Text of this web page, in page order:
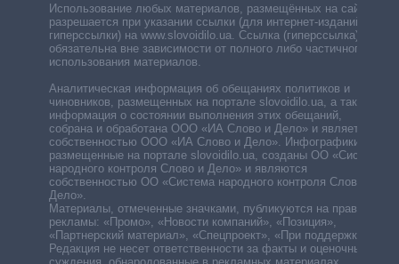
Использование любых материалов, размещённых на сайте,
разрешается при указании ссылки (для интернет-изданий —
гиперссылки) на www.slovoidilo.ua. Ссылка (гиперссылка)
обязательна вне зависимости от полного либо частичного
использования материалов.
Аналитическая информация об обещаниях политиков и
чиновников, размещенных на портале slovoidilo.ua, а также
информация о состоянии выполнения этих обещаний,
собрана и обработана ООО «ИА Слово и Дело» и является
собственностью ООО «ИА Слово и Дело». Инфографики,
размещенные на портале slovoidilo.ua, созданы ОО «Система
народного контроля Слово и Дело» и являются
собственностью ОО «Система народного контроля Слово и
Дело».
Материалы, отмеченные значками, публикуются на правах
рекламы: «Промо», «Новости компаний», «Позиция»,
«Партнерский материал», «Спецпроект», «При поддержке».
Редакция не несет ответственности за факты и оценочные